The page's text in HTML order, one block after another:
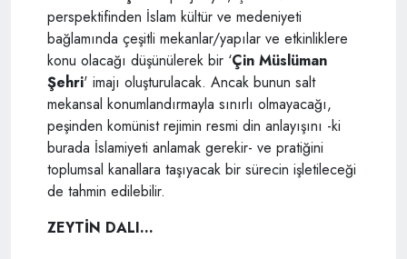
perspektifinden İslam kültür ve medeniyeti
bağlamında çeşitli mekanlar/yapılar ve etkinliklere
konu olacağı düşünülerek bir ‘Çin Müslüman
Şehri' imajı oluşturulacak. Ancak bunun salt
mekansal konumlandırmayla sınırlı olmayacağı,
peşinden komünist rejimin resmi din anlayışını -ki
burada İslamiyeti anlamak gerekir- ve pratiğini
toplumsal kanallara taşıyacak bir sürecin işletileceği
de tahmin edilebilir.
ZEYTİN DALI...